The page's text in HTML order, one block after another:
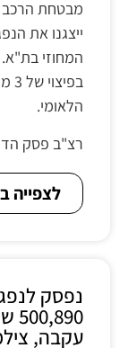
מבטחת הרכב
ייצגנו את
המחוזי
הלאומי.
רצ"ב פסק
לצפייה
נפסק
עקבה,